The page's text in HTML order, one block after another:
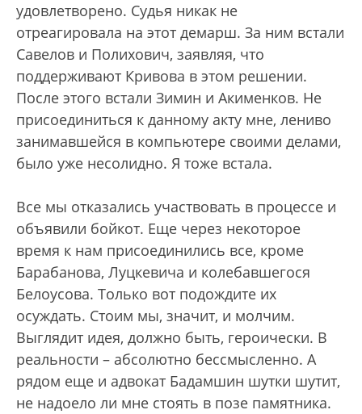
удовлетворено. Судья никак не
отреагировала на этот демарш. За ним встали
Савелов и Полихович, заявляя, что
поддерживают Кривова в этом решении.
После этого встали Зимин и Акименков. Не
присоединиться к данному акту мне, лениво
занимавшейся в компьютере своими делами,
было уже несолидно. Я тоже встала.
Все мы отказались участвовать в процессе и
объявили бойкот. Еще через некоторое
время к нам присоединились все, кроме
Барабанова, Луцкевича и колебавшегося
Белоусова. Только вот подождите их
осуждать. Стоим мы, значит, и молчим.
Выглядит идея, должно быть, героически. В
реальности – абсолютно бессмысленно. А
рядом еще и адвокат Бадамшин шутки шутит,
не надоело ли мне стоять в позе памятника.